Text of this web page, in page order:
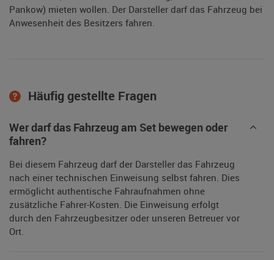
Pankow) mieten wollen. Der Darsteller darf das Fahrzeug bei
Anwesenheit des Besitzers fahren.
Häufig gestellte Fragen
Wer darf das Fahrzeug am Set bewegen oder
fahren?
Bei diesem Fahrzeug darf der Darsteller das Fahrzeug
nach einer technischen Einweisung selbst fahren. Dies
ermöglicht authentische Fahraufnahmen ohne
zusätzliche Fahrer-Kosten. Die Einweisung erfolgt
durch den Fahrzeugbesitzer oder unseren Betreuer vor
Ort.